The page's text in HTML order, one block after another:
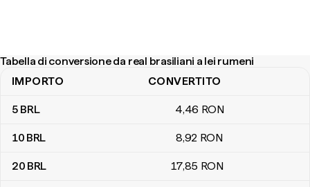
Tabella di conversione da real brasiliani a lei rumeni
Tabella di conversione da real brasiliani a lei rumeni
IMPORTO CONVERTITO
5 BRL 4,46 RON
10 BRL 8,92 RON
20 BRL 17,85 RON